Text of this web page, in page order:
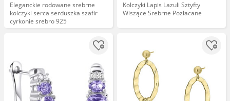
Eleganckie rodowane srebrne
kolczyki serca serduszka szafir
cyrkonie srebro 925
Kolczyki Lapis Lazuli Sztyfty
Wiszące Srebrne Pozłacane